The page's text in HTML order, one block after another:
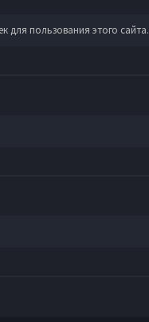
для пользования этого сайта.